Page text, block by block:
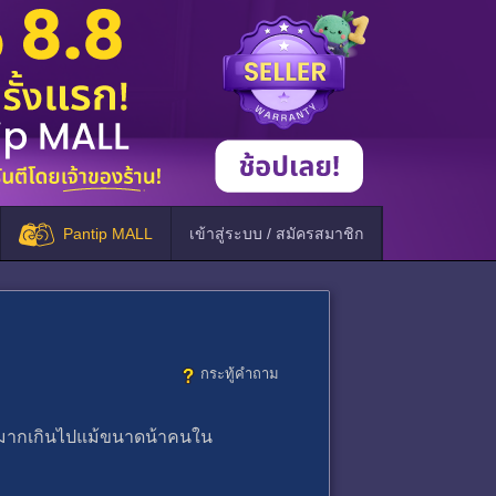
Pantip MALL เข้าสู่ระบบ / สมัครสมาชิก
กระทู้คำถาม
กเกินไปแม้ขนาดน้าคนใน